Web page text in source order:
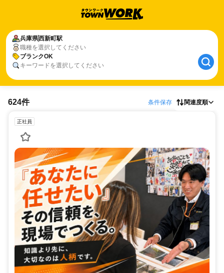
兵庫県西新町駅
職種を選択してください
ブランクOK
キーワードを選択してください
624件 条件保存 関連度順
正社員